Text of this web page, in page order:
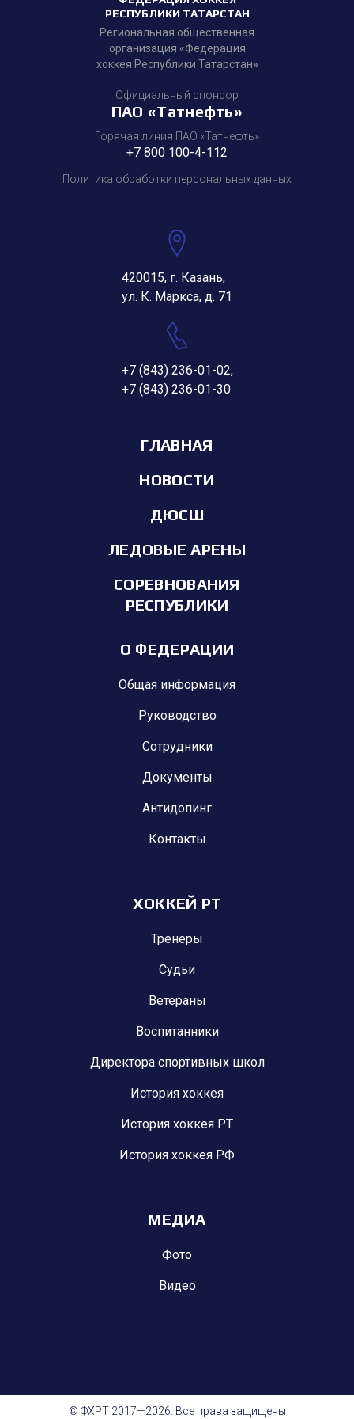
РЕСПУБЛИКИ ТАТАРСТАН
Региональная общественная
организация «Федерация
хоккея Республики Татарстан»
Официальный спонсор
ПАО «Татнефть»
Горячая линия ПАО «Татнефть»
+7 800 100-4-112
Политика обработки персональных данных
420015, г. Казань,
ул. К. Маркса, д. 71
+7 (843) 236-01-02,
+7 (843) 236-01-30
ГЛАВНАЯ
НОВОСТИ
ДЮСШ
ЛЕДОВЫЕ АРЕНЫ
СОРЕВНОВАНИЯ
РЕСПУБЛИКИ
О ФЕДЕРАЦИИ
Общая информация
Руководство
Сотрудники
Документы
Антидопинг
Контакты
ХОККЕЙ РТ
Тренеры
Судьи
Ветераны
Воспитанники
Директора спортивных школ
История хоккея
История хоккея РТ
История хоккея РФ
МЕДИА
Фото
Видео
© ФХРТ 2017—2026. Все права защищены